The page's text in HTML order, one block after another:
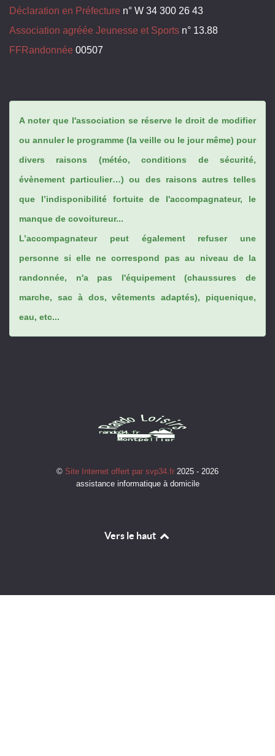
Déclaration en Préfecture n° W 34 300 26 43
Association agréée Jeunesse et Sports n° 13.88
FFRandonnée 00507
A noter que l'association se réserve le droit de modifier
ou annuler le programme (la veille ou le jour même) pour
divers raisons (météo, conditions de sécurité,
évènement particulier…) ou des raisons autres telles
que l’indisponibilité fortuite de l'accompagnateur, le
manque de covoitureur...
L’accompagnateur peut également refuser une
personne si elle ne correspond pas au niveau de la
randonnée, n'a pas l'équipement (chaussures de
marche, sac à dos, vêtements adaptés), piquenique,
eau, etc...
© Site Internet offert par svp34.fr 2025 - 2026
assistance informatique à domicile
Vers le haut